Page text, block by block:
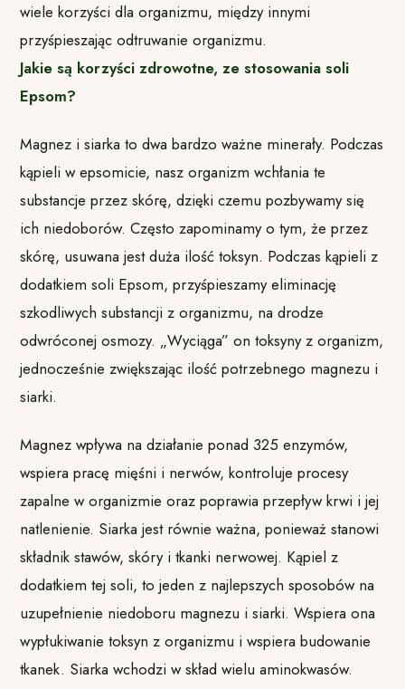
wiele korzyści dla organizmu, między innymi
przyśpieszając odtruwanie organizmu.
Jakie są korzyści zdrowotne, ze stosowania soli
Epsom?
Magnez i siarka to dwa bardzo ważne minerały. Podczas
kąpieli w epsomicie, nasz organizm wchłania te
substancje przez skórę, dzięki czemu pozbywamy się
ich niedoborów. Często zapominamy o tym, że przez
skórę, usuwana jest duża ilość toksyn. Podczas kąpieli z
dodatkiem soli Epsom, przyśpieszamy eliminację
szkodliwych substancji z organizmu, na drodze
odwróconej osmozy. „Wyciąga” on toksyny z organizm,
jednocześnie zwiększając ilość potrzebnego magnezu i
siarki.
Magnez wpływa na działanie ponad 325 enzymów,
wspiera pracę mięśni i nerwów, kontroluje procesy
zapalne w organizmie oraz poprawia przepływ krwi i jej
natlenienie. Siarka jest równie ważna, ponieważ stanowi
składnik stawów, skóry i tkanki nerwowej. Kąpiel z
dodatkiem tej soli, to jeden z najlepszych sposobów na
uzupełnienie niedoboru magnezu i siarki. Wspiera ona
wypłukiwanie toksyn z organizmu i wspiera budowanie
tkanek. Siarka wchodzi w skład wielu aminokwasów.